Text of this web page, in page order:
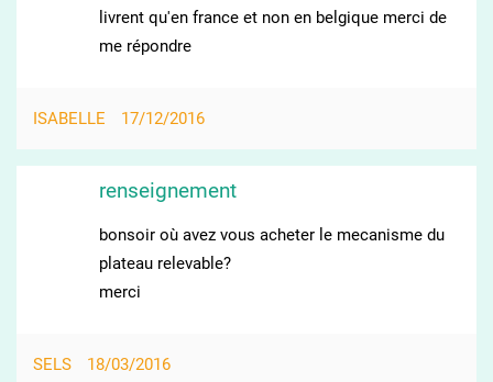
livrent qu'en france et non en belgique merci de
me répondre
ISABELLE 17/12/2016
renseignement
bonsoir où avez vous acheter le mecanisme du
plateau relevable?
merci
SELS 18/03/2016